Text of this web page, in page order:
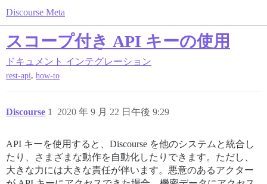
Discourse Meta
スコープ付き API キーの使用
ドキュメント インテグレーション
rest-api, how-to
Discourse 2020 年 9 月 22 日午後 9:29
1
API キーを使用すると、Discourse を他のシステムと統合し
たり、さまざまな動作を自動化したりできます。ただし、
大きな力には大きな責任が伴います。悪意のあるアクター